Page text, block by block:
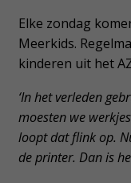
Elke zondag
Meerkids.
kinderen uit het
‘In het verleden
moesten we
loopt dat flink op.
de printer. Dan is